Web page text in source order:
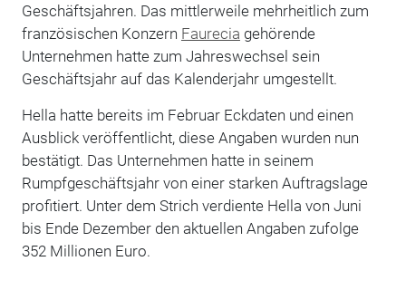
Geschäftsjahren. Das mittlerweile mehrheitlich zum
französischen Konzern Faurecia gehörende
Unternehmen hatte zum Jahreswechsel sein
Geschäftsjahr auf das Kalenderjahr umgestellt.
Hella hatte bereits im Februar Eckdaten und einen
Ausblick veröffentlicht, diese Angaben wurden nun
bestätigt. Das Unternehmen hatte in seinem
Rumpfgeschäftsjahr von einer starken Auftragslage
profitiert. Unter dem Strich verdiente Hella von Juni
bis Ende Dezember den aktuellen Angaben zufolge
352 Millionen Euro.